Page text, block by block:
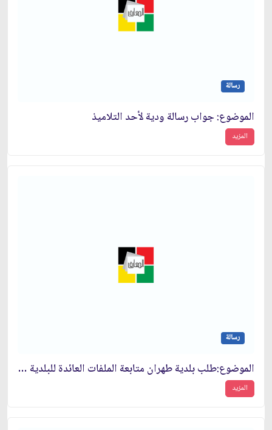
رسالة
الموضوع: جواب رسالة ودية لأحد التلاميذ
المزيد
رسالة
الموضوع:طلب بلدية طهران متابعة الملفات العائدة للبلدية من قبل حاكم الشرع في محاكم الثورة
المزيد